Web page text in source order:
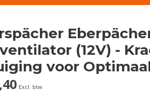
(12V) -
voor
Excl. btw